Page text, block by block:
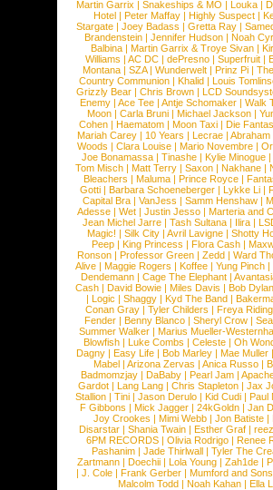
Martin Garrix | Snakeships & MO | Louka |
Hotel | Peter Maffay | Highly Suspect |
Stargate |Joey Badass |Gretta Ray |
Brandenstein |Jennifer Hudson |Noah
Balbina | Martin Garrix & Troye Sivan |
Williams |AC DC |dePresno |Superfruit |
Montana |SZA|Wunderwelt |Prinz Pi |
Country Communion | Khalid | Louis
Grizzly Bear | Chris Brown | LCD
Enemy | Ace Tee | Antje Schomaker | Walk
Moon |Carla Bruni |Michael Jackson |
Cohen |Haematom |Moon Taxi |Die
Mariah Carey | 10 Years | Lecrae | Abraham
Woods |Clara Louise |Mario Novembre |
Joe Bonamassa | Tinashe | Kylie Minogue |
Tom Misch |Matt Terry |Saxon |Nakhane |
Bleachers | Maluma | Prince Royce |
Gotti |Barbara Schoeneberger |Lykke Li |
Capital Bra |VanJess |Samm Henshaw |
Adesse |Wet |Justin Jesso |Marteria and
Jean Michel Jarre |Tash Sultana | Ilira |
Magic! | Silk City | Avril Lavigne | Shotty
Peep |King Princess |Flora Cash |
Ronson |Professor Green |Zedd |Ward
Alive |Maggie Rogers |Koffee |Yung Pinch |
Dendemann |Cage The Elephant |
Cash | David Bowie | Miles Davis | Bob Dylan
|Logic |Shaggy |Kyd The Band |
Conan Gray |Tyler Childers |Freya
Fender |Benny Blanco |Sheryl Crow |
Summer Walker |Marius Mueller-
Blowfish | Luke Combs | Celeste | Oh
Dagny |Easy Life |Bob Marley |Mae Muller
Mabel |Arizona Zervas |Anica Russo |
Badmomzjay |DaBaby |Pearl Jam |
Gardot | Lang Lang | Chris Stapleton | Jax
Stallion |Tini |Jason Derulo |Kid Cudi |Paul
F Gibbons | Mick Jagger | 24kGoldn | Jan
Joy Crookes | Mimi Webb | Jon Batiste |
Disarstar | Shania Twain | Esther Graf |
6PM RECORDS | Olivia Rodrigo | Renee
Pashanim |Jade Thirlwall |Tyler The
Zartmann | Doechii | Lola Young | Zah1de |
| J. Cole | Frank Gerber | Mumford and Sons
Malcolm Todd | Noah Kahan | Ella